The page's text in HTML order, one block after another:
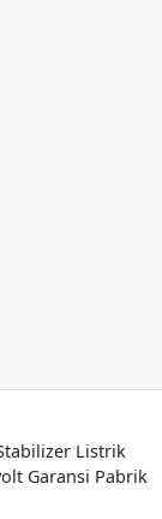
Listrik
Garansi Pabrik